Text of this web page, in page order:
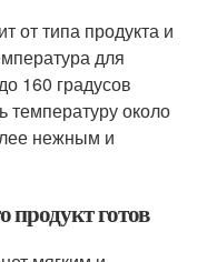
от типа продукта и
для
160 градусов
около
нежным и
продукт готов